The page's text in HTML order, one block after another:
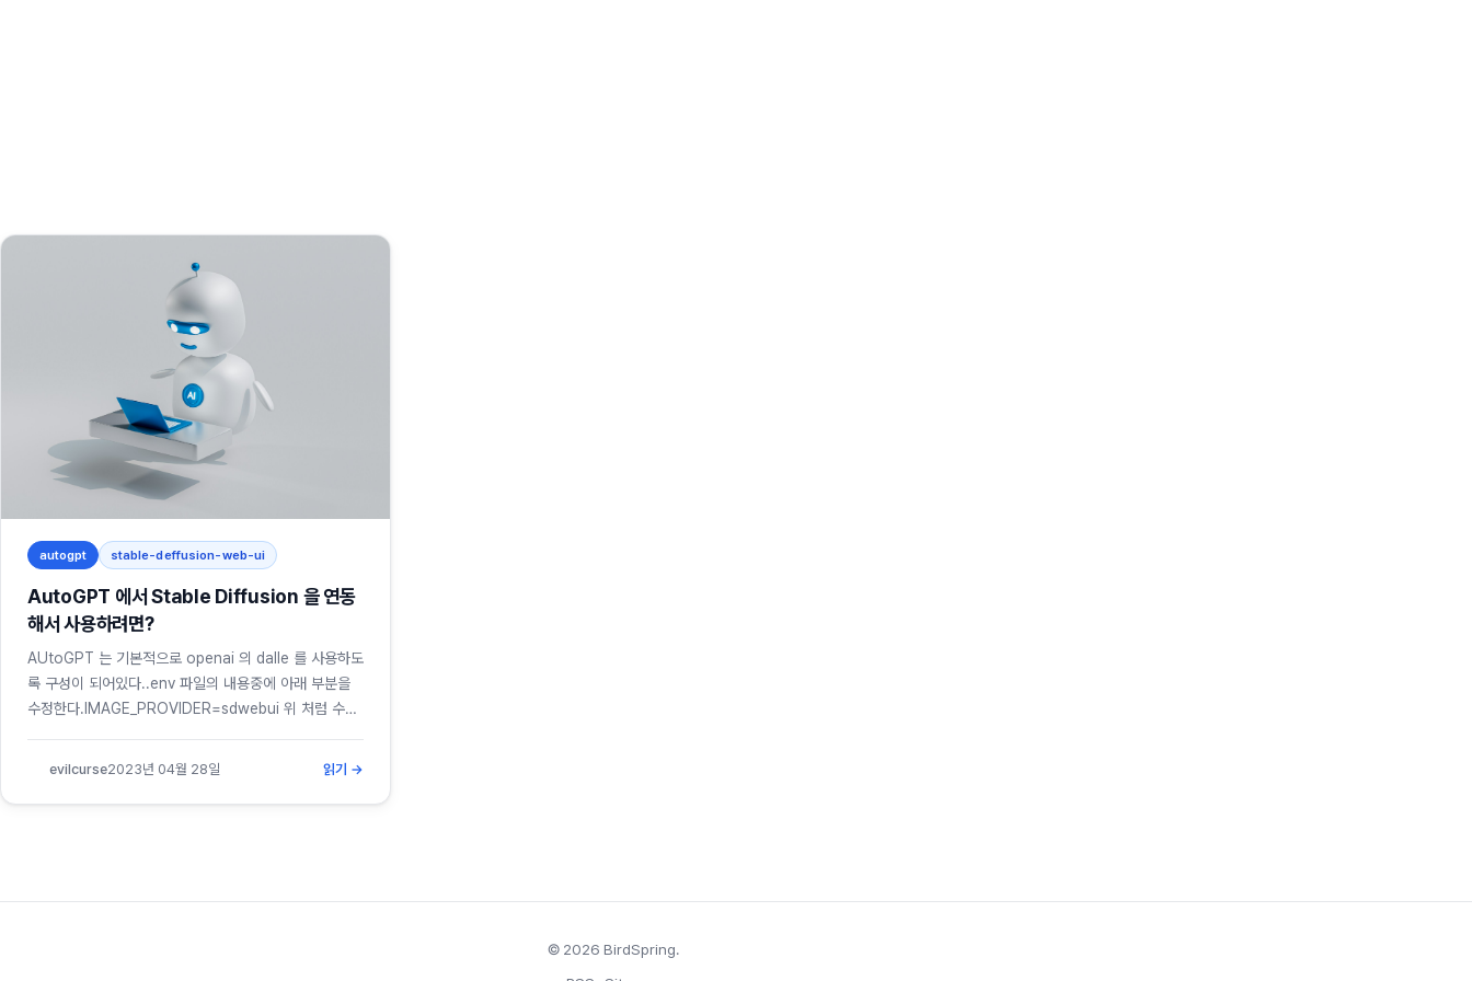
autogpt stable-deffusion-web-ui
AutoGPT 에서 Stable Diffusion 을 연동
해서 사용하려면?
AUtoGPT 는 기본적으로 openai 의 dalle 를 사용하도
록 구성이 되어있다..env 파일의 내용중에 아래 부분을
수정한다.IMAGE_PROVIDER=sdwebui 위 처럼 수정
데 기본 설정인http://127.0.0.1:7860주소로 연동되게
다.SD_WEBUI_URL=http://000.000.000.000:78
evilcurse2023년 04월 28일 읽기 →
© 2026 BirdSpring.